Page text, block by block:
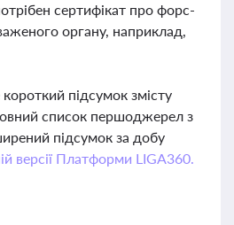
сертифікат про форс-
органу, наприклад,
підсумок змісту
список першоджерел з
підсумок за добу
версії Платформи LIGA360.